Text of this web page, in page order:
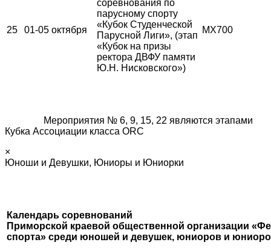
25 01-05 октября
соревнования по
парусному спорту
«Кубок Студенческой
Парусной Лиги», (этап
«Кубок на призы
ректора ДВФУ памяти
Ю.Н. Нисковского»)
MX700
Мероприятия № 6, 9, 15, 22 являются этапами
Кубка Ассоциации класса ORC
×
Юноши и Девушки, Юниоры и Юниорки
Календарь соревнований
Приморской краевой общественной организации
спорта» среди юношей и девушек, юниоров и